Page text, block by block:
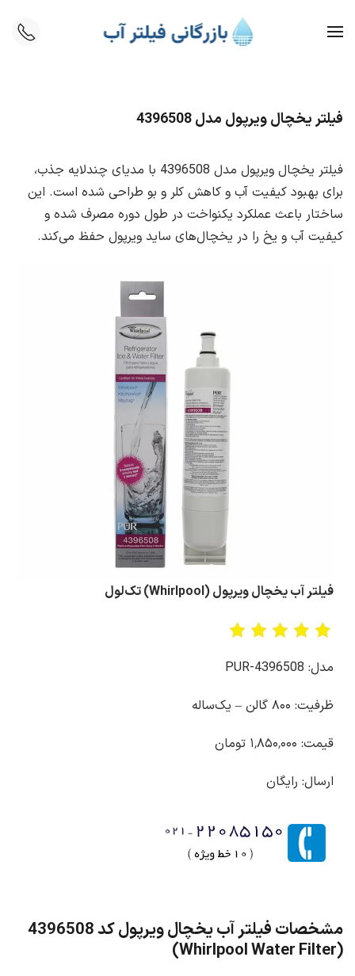
Skip to main content
فیلتر یخچال ویرپول مدل 4396508
فیلتر یخچال ویرپول مدل 4396508 با مدیای چندلایه جذب،
برای بهبود کیفیت آب و کاهش کلر و بو طراحی شده است. این
ساختار باعث عملکرد یکنواخت در طول دوره مصرف شده و
کیفیت آب و یخ را در یخچال‌های ساید ویرپول حفظ می‌کند.
فیلتر آب یخچال ویرپول (Whirlpool) تک‌لول
مدل: PUR-4396508
ظرفیت: ۸۰۰ گالن – یک‌ساله
قیمت: ۱٬۸۵۰٬۰۰۰ تومان
ارسال: رایگان
مشخصات فیلتر آب یخچال ویرپول کد 4396508
(Whirlpool Water Filter)